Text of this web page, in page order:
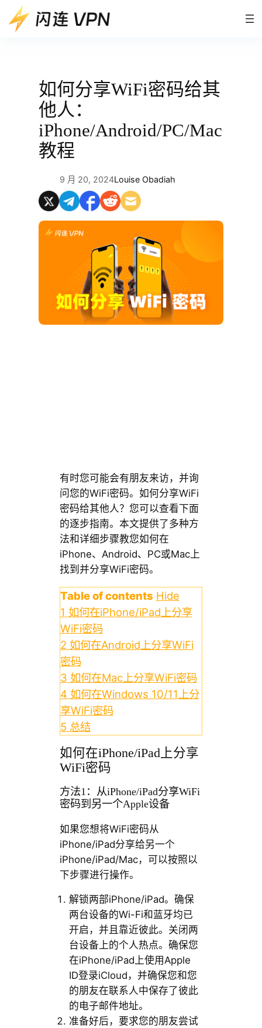
至
如何分享WiFi密码给其
他人：
iPhone/Android/PC/Mac
教程
9 月 20, 2024Louise Obadiah
有时您可能会有朋友来访，并询
问您的WiFi密码。如何分享WiFi
密码给其他人？您可以查看下面
的逐步指南。本文提供了多种方
法和详细步骤教您如何在
iPhone、Android、PC或Mac上
找到并分享WiFi密码。
Table of contents Hide
1 如何在iPhone/iPad上分享
WiFi密码
2 如何在Android上分享WiFi
密码
3 如何在Mac上分享WiFi密码
4 如何在Windows 10/11上分
享WiFi密码
5 总结
如何在iPhone/iPad上分享
WiFi密码
方法1：从iPhone/iPad分享WiFi
密码到另一个Apple设备
如果您想将WiFi密码从
iPhone/iPad分享给另一个
iPhone/iPad/Mac，可以按照以
下步骤进行操作。
解锁两部iPhone/iPad。确保
两台设备的Wi-Fi和蓝牙均已
开启，并且靠近彼此。关闭两
台设备上的个人热点。确保您
在iPhone/iPad上使用Apple
ID登录iCloud，并确保您和您
的朋友在联系人中保存了彼此
的电子邮件地址。
准备好后，要求您的朋友尝试